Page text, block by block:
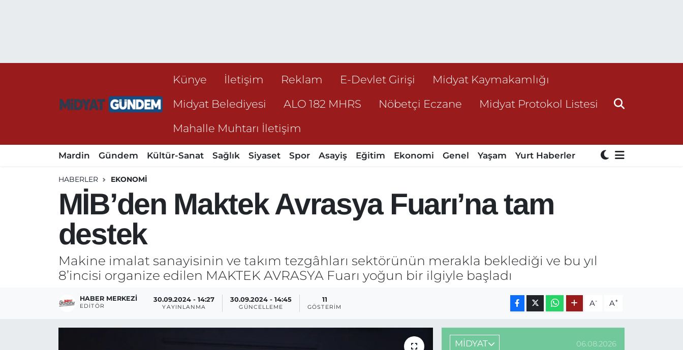
Künye İletişim Reklam E-Devlet Girişi
Midyat Kaymakamlığı
Midyat Belediyesi
ALO 182 MHRS Nöbetçi Eczane
Midyat Protokol Listesi
Mahalle Muhtarı İletişim
Mardin Gündem Kültür-Sanat Sağlık Siyaset Spor Asayiş Eğitim Ekonomi Genel Yaşam Yurt Haberler
HABERLER EKONOMI
MİB’den Maktek Avrasya Fuarı’na tam
destek
Makine imalat sanayisinin ve takım tezgâhları sektörünün merakla beklediği ve bu yıl
8’incisi organize edilen MAKTEK AVRASYA Fuarı yoğun bir ilgiyle başladı
HABER MERKEZI
EDITÖR
30.09.2024 - 14:27
YAYINLANMA
30.09.2024 - 14:45
GÜNCELLEME
11
GÖSTERIM A- A+
MİDYAT 06.08.2026